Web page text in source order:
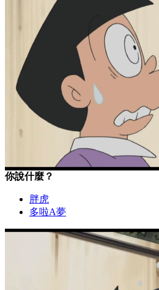
你說什麼？
胖虎
多啦A夢